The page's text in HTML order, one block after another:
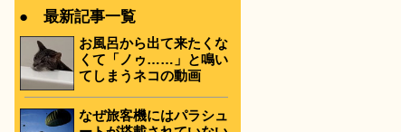
● 最新記事一覧
お風呂から出て来たくな
くて「ノゥ……」と鳴い
てしまうネコの動画
なぜ旅客機にはパラシュ